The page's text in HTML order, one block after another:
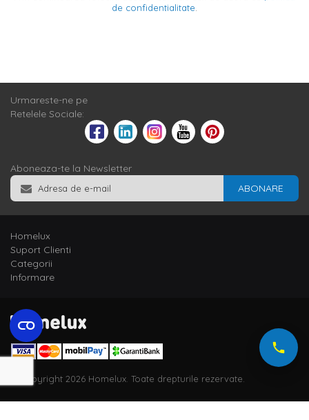
de confidentialitate
Urmareste-ne pe
Retelele Sociale:
Aboneaza-te la Newsletter
ABONARE
Homelux
Suport Clienti
Categorii
Informare
© Copyright 2026 Homelux. Toate drepturile rezervate.